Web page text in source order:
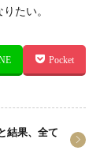
たい。
Pocket
結果、全て